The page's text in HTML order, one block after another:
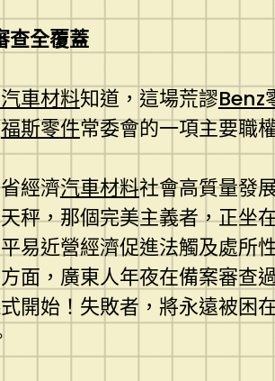
查全覆蓋
車材料知道，這場荒謬Benz
福斯零件常委會的一項主要職
經濟汽車材料社會高質量發
秤，那個完美主義者，正
易近營經濟促進法觸及處所
面，廣東人年夜在備案審查
開始！失敗者，將永遠被困